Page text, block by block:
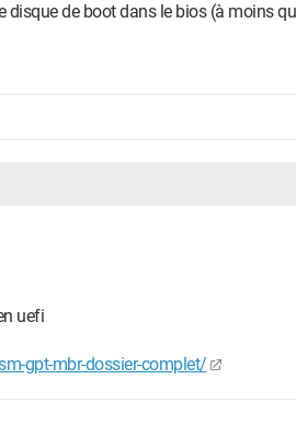
de boot dans le bios (à moins
uefi
gpt-mbr-dossier-complet/